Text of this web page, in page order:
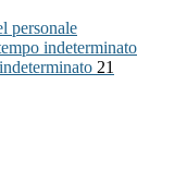
personale
indeterminato
21